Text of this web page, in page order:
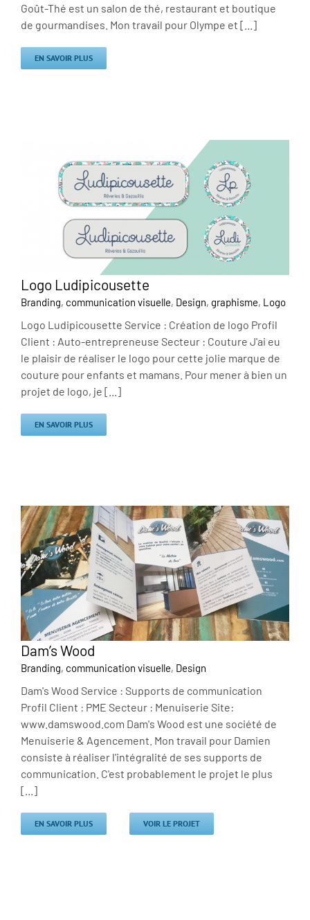
Goût-Thé est un salon de thé, restaurant et boutique
de gourmandises. Mon travail pour Olympe et [...]
EN SAVOIR PLUS
Logo Ludipicousette
Branding, communication visuelle, Design, graphisme, Logo
Logo Ludipicousette Service : Création de logo Profil
Client : Auto-entrepreneuse Secteur : Couture J'ai eu
le plaisir de réaliser le logo pour cette jolie marque de
couture pour enfants et mamans. Pour mener à bien un
projet de logo, je [...]
EN SAVOIR PLUS
Dam’s Wood
Branding, communication visuelle, Design
Dam's Wood Service : Supports de communication
Profil Client : PME Secteur : Menuiserie Site:
www.damswood.com Dam's Wood est une société de
Menuiserie & Agencement. Mon travail pour Damien
consiste à réaliser l'intégralité de ses supports de
communication. C'est probablement le projet le plus
[...]
EN SAVOIR PLUS VOIR LE PROJET